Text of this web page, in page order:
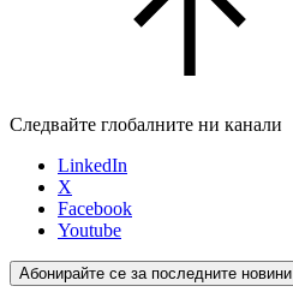
Следвайте глобалните ни канали
LinkedIn
X
Facebook
Youtube
Абонирайте се за последните новини